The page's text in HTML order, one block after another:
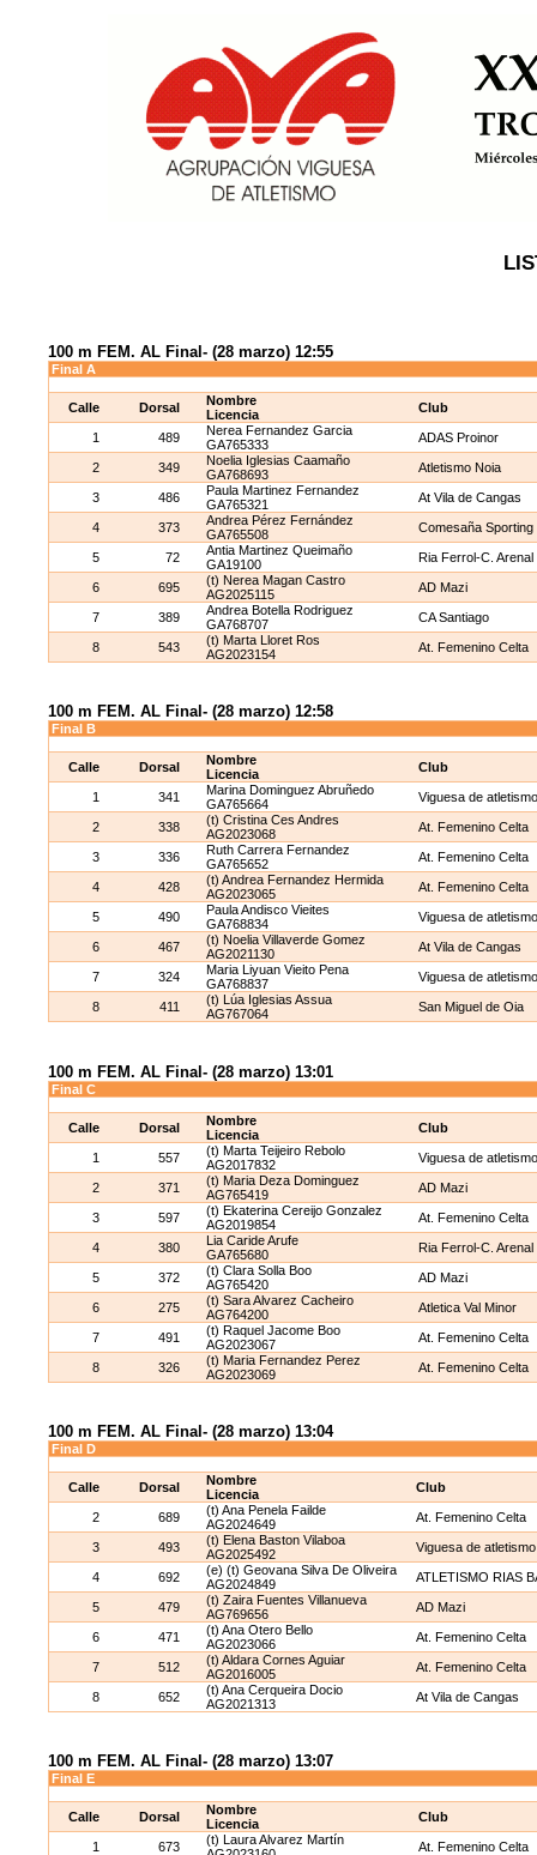
Final A
Calle Dorsal
Nombre
Licencia
Club
1 489
Nerea Fernandez Garcia
GA765333
ADAS Proinor
2 349
Noelia Iglesias Caamaño
GA768693
Atletismo Noia
3 486
Paula Martinez Fernandez
GA765321
At Vila de Cangas
4 373
Andrea Pérez Fernández
GA765508
Comesaña Sporting
5 72
Antia Martinez Queimaño
GA19100
Ria Ferrol-C. Arenal
6 695
(t) Nerea Magan Castro
AG2025115
AD Mazi
7 389
Andrea Botella Rodriguez
GA768707
CA Santiago
8 543
(t) Marta Lloret Ros
AG2023154
At. Femenino Celta
100 m FEM. AL Final- (28 marzo) 12:55
Final B
Calle Dorsal
Nombre
Licencia
Club
1 341
Marina Dominguez Abruñedo
GA765664
Viguesa de atletismo
2 338
(t) Cristina Ces Andres
AG2023068
At. Femenino Celta
3 336
Ruth Carrera Fernandez
GA765652
At. Femenino Celta
4 428
(t) Andrea Fernandez Hermida
AG2023065
At. Femenino Celta
5 490
Paula Andisco Vieites
GA768834
Viguesa de atletismo
6 467
(t) Noelia Villaverde Gomez
AG2021130
At Vila de Cangas
7 324
Maria Liyuan Vieito Pena
GA768837
Viguesa de atletismo
8 411
(t) Lúa Iglesias Assua
AG767064
San Miguel de Oia
100 m FEM. AL Final- (28 marzo) 12:58
Final C
Calle Dorsal
Nombre
Licencia
Club
1 557
(t) Marta Teijeiro Rebolo
AG2017832
Viguesa de atletismo
2 371
(t) Maria Deza Dominguez
AG765419
AD Mazi
3 597
(t) Ekaterina Cereijo Gonzalez
AG2019854
At. Femenino Celta
4 380
Lia Caride Arufe
GA765680
Ria Ferrol-C. Arenal
5 372
(t) Clara Solla Boo
AG765420
AD Mazi
6 275
(t) Sara Alvarez Cacheiro
AG764200
Atletica Val Minor
7 491
(t) Raquel Jacome Boo
AG2023067
At. Femenino Celta
8 326
(t) Maria Fernandez Perez
AG2023069
At. Femenino Celta
100 m FEM. AL Final- (28 marzo) 13:01
Final D
Calle Dorsal
Nombre
Licencia
Club
2 689
(t) Ana Penela Failde
AG2024649
At. Femenino Celta
3 493
(t) Elena Baston Vilaboa
AG2025492
Viguesa de atletismo
4 692
(e) (t) Geovana Silva De Oliveira
AG2024849
ATLETISMO RIAS
5 479
(t) Zaira Fuentes Villanueva
AG769656
AD Mazi
6 471
(t) Ana Otero Bello
AG2023066
At. Femenino Celta
7 512
(t) Aldara Cornes Aguiar
AG2016005
At. Femenino Celta
8 652
(t) Ana Cerqueira Docio
AG2021313
At Vila de Cangas
100 m FEM. AL Final- (28 marzo) 13:04
Final E
Calle Dorsal
Nombre
Licencia
Club
1 673
(t) Laura Alvarez Martín
At. Femenino Celta
100 m FEM. AL Final- (28 marzo) 13:07